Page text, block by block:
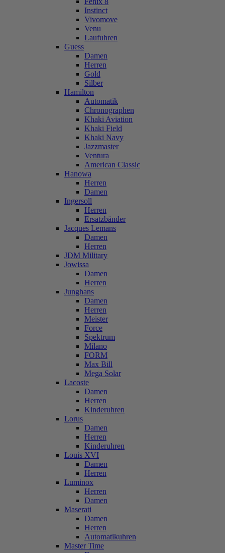
Instinct
Vivomove
Venu
Laufuhren
Guess
Damen
Herren
Gold
Silber
Hamilton
Automatik
Chronographen
Khaki Aviation
Khaki Field
Khaki Navy
Jazzmaster
Ventura
American Classic
Hanowa
Herren
Damen
Ingersoll
Herren
Ersatzbänder
Jacques Lemans
Damen
Herren
JDM Military
Jowissa
Damen
Herren
Junghans
Damen
Herren
Meister
Force
Spektrum
Milano
FORM
Max Bill
Mega Solar
Lacoste
Damen
Herren
Kinderuhren
Lorus
Damen
Herren
Kinderuhren
Louis XVI
Damen
Herren
Luminox
Herren
Damen
Maserati
Damen
Herren
Automatikuhren
Master Time